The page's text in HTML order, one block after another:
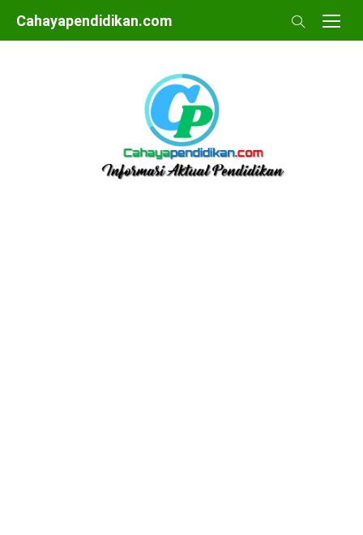
Skip
to
Cahayapendidikan.com